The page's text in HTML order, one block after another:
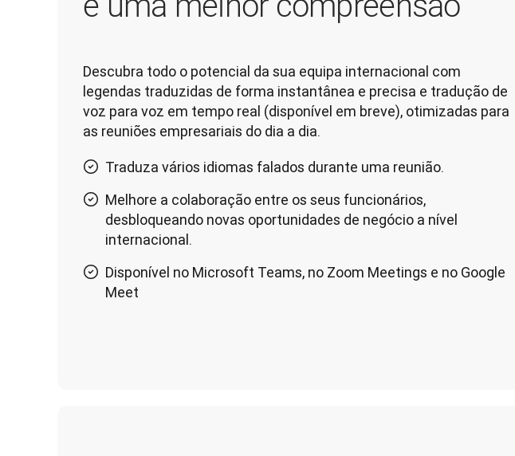
Descubra todo o potencial da sua equipa internacional com
legendas traduzidas de forma instantânea e precisa e tradução de
voz para voz em tempo real (disponível em breve), otimizadas para
as reuniões empresariais do dia a dia.
Traduza vários idiomas falados durante uma reunião.
Melhore a colaboração entre os seus funcionários,
desbloqueando novas oportunidades de negócio a nível
internacional.
Disponível no Microsoft Teams, no Zoom Meetings e no Google
Meet